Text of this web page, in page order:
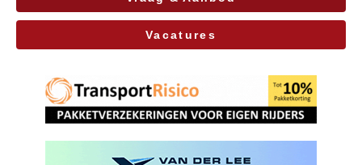
Vacatures